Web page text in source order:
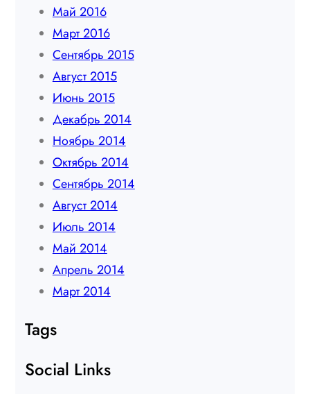
Май 2016
Март 2016
Сентябрь 2015
Август 2015
Июнь 2015
Декабрь 2014
Ноябрь 2014
Октябрь 2014
Сентябрь 2014
Август 2014
Июль 2014
Май 2014
Апрель 2014
Март 2014
Tags
Social Links